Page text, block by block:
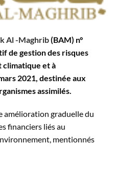
Al -Maghrib(BAM) n°
de gestion des risques
climatique et à
2021, destinée aux
assimilés.
amélioration graduelle du
financiers liés au
mentionnés